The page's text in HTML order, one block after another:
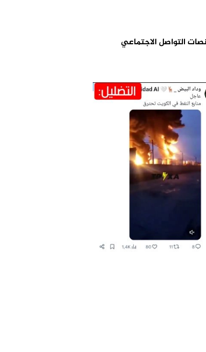
التواصل الاجتماعي